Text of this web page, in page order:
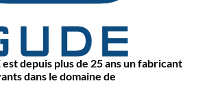
est depuis plus de 25 ans un fabricant
dans le domaine de